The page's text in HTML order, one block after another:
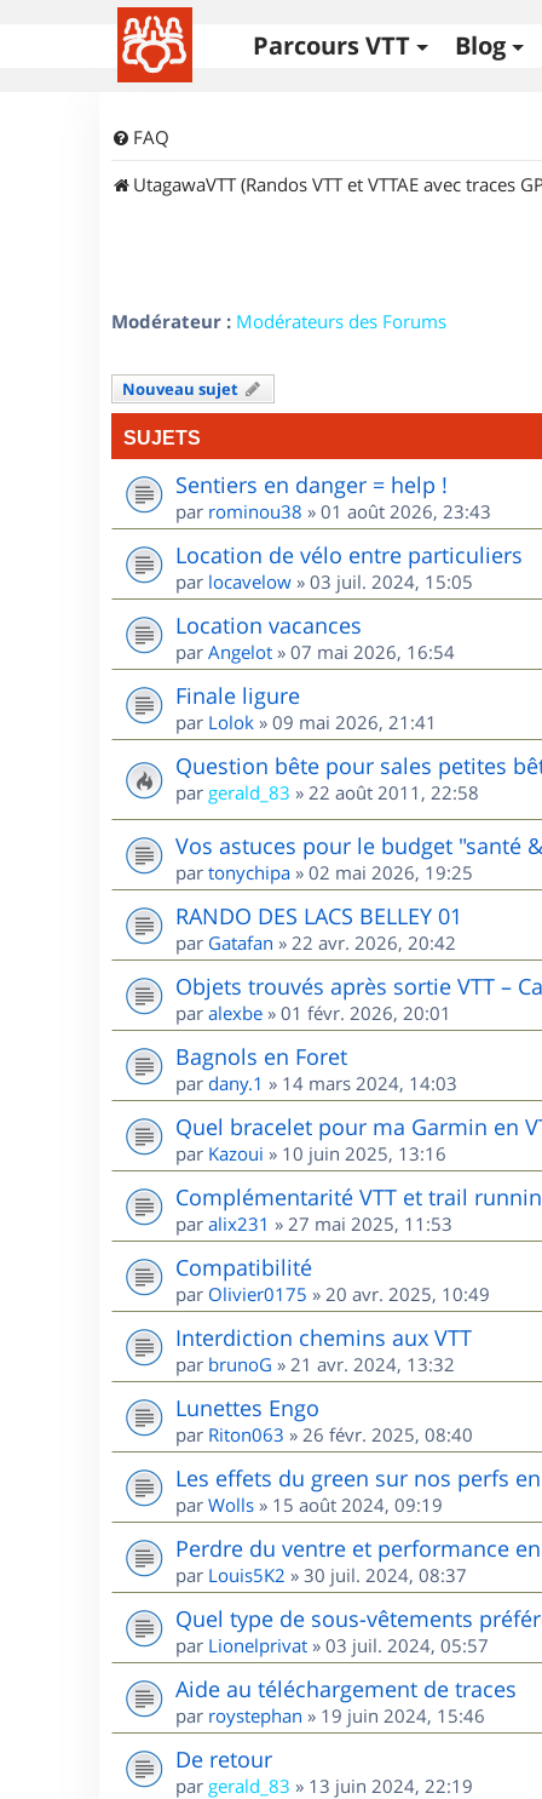
Parcours VTT Blog
FAQ
UtagawaVTT (Randos VTT et VTTAE avec traces
Modérateur : Modérateurs des Forums
Nouveau sujet
SUJETS
Sentiers en danger = help !
par rominou38 » 01 août 2026, 23:43
Location de vélo entre particuliers
par locavelow » 03 juil. 2024, 15:05
Location vacances
par Angelot » 07 mai 2026, 16:54
Finale ligure
par Lolok » 09 mai 2026, 21:41
Question bête pour sales petites
par gerald_83 » 22 août 2011, 22:58
Vos astuces pour le budget "santé
par tonychipa » 02 mai 2026, 19:25
RANDO DES LACS BELLEY 01
par Gatafan » 22 avr. 2026, 20:42
Objets trouvés après sortie VTT –
par alexbe » 01 févr. 2026, 20:01
Bagnols en Foret
par dany.1 » 14 mars 2024, 14:03
Quel bracelet pour ma Garmin en
par Kazoui » 10 juin 2025, 13:16
Complémentarité VTT et trail
par alix231 » 27 mai 2025, 11:53
Compatibilité
par Olivier0175 » 20 avr. 2025, 10:49
Interdiction chemins aux VTT
par brunoG » 21 avr. 2024, 13:32
Lunettes Engo
par Riton063 » 26 févr. 2025, 08:40
Les effets du green sur nos perfs en
par Wolls » 15 août 2024, 09:19
Perdre du ventre et performance en
par Louis5K2 » 30 juil. 2024, 08:37
Quel type de sous-vêtements
par Lionelprivat » 03 juil. 2024, 05:57
Aide au téléchargement de traces
par roystephan » 19 juin 2024, 15:46
De retour
par gerald_83 » 13 juin 2024, 22:19